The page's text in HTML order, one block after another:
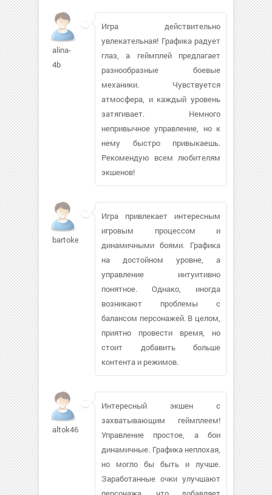
alina-
4b
Игра действительно
увлекательная! Графика радует
глаз, а геймплей предлагает
разнообразные боевые
механики. Чувствуется
атмосфера, и каждый уровень
затягивает. Немного
непривычное управление, но к
нему быстро привыкаешь.
Рекомендую всем любителям
экшенов!
bartokeva
Игра привлекает интересным
игровым процессом и
динамичными боями. Графика
на достойном уровне, а
управление интуитивно
понятное. Однако, иногда
возникают проблемы с
балансом персонажей. В целом,
приятно провести время, но
стоит добавить больше
контента и режимов.
altok46335
Интересный экшен с
захватывающим геймплеем!
Управление простое, а бои
динамичные. Графика неплохая,
но могло бы быть и лучше.
Заработанные очки улучшают